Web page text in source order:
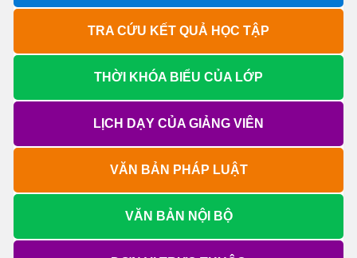
TRA CỨU KẾT QUẢ HỌC TẬP
THỜI KHÓA BIỂU CỦA LỚP
LỊCH DẠY CỦA GIẢNG VIÊN
VĂN BẢN PHÁP LUẬT
VĂN BẢN NỘI BỘ